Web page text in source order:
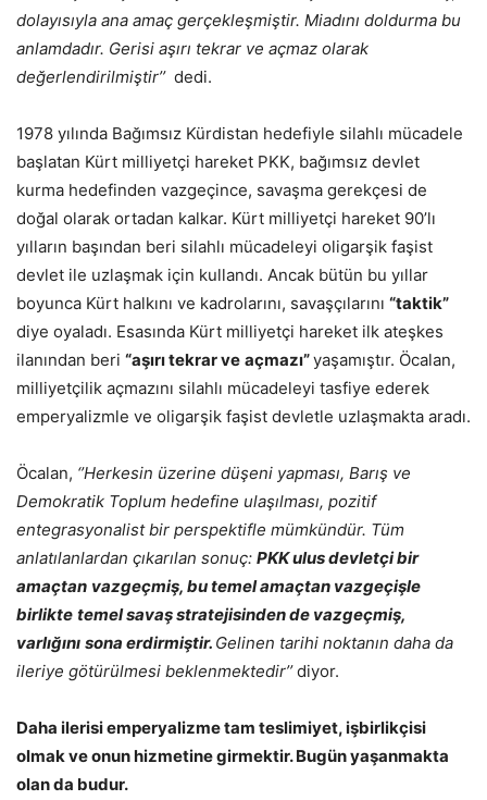
dolayısıyla ana amaç gerçekleşmiştir. Miadını doldurma bu
anlamdadır. Gerisi aşırı tekrar ve açmaz olarak
değerlendirilmiştir’’ dedi.
1978 yılında Bağımsız Kürdistan hedefiyle silahlı mücadele
başlatan Kürt milliyetçi hareket PKK, bağımsız devlet
kurma hedefinden vazgeçince, savaşma gerekçesi de
doğal olarak ortadan kalkar. Kürt milliyetçi hareket 90’lı
yılların başından beri silahlı mücadeleyi oligarşik faşist
devlet ile uzlaşmak için kullandı. Ancak bütün bu yıllar
boyunca Kürt halkını ve kadrolarını, savaşçılarını “taktik”
diye oyaladı. Esasında Kürt milliyetçi hareket ilk ateşkes
ilanından beri “aşırı tekrar ve açmazı”yaşamıştır. Öcalan,
milliyetçilik açmazını silahlı mücadeleyi tasfiye ederek
emperyalizmle ve oligarşik faşist devletle uzlaşmakta aradı.
Öcalan, ‘’Herkesin üzerine düşeni yapması, Barış ve
Demokratik Toplum hedefine ulaşılması, pozitif
entegrasyonalist bir perspektifle mümkündür. Tüm
anlatılanlardan çıkarılan sonuç: PKK ulus devletçi bir
amaçtan vazgeçmiş, bu temel amaçtan vazgeçişle
birlikte temel savaş stratejisinden de vazgeçmiş,
varlığını sona erdirmiştir. Gelinen tarihi noktanın daha da
ileriye götürülmesi beklenmektedir’’diyor.
Daha ilerisi emperyalizme tam teslimiyet, işbirlikçisi
olmak ve onun hizmetine girmektir. Bugün yaşanmakta
olan da budur.